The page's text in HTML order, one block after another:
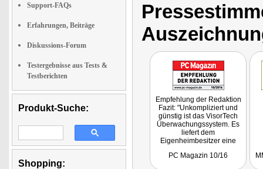
Support-FAQs
Erfahrungen, Beiträge
Diskussions-Forum
Testergebnisse aus Tests &
Testberichten
Produkt-Suche:
Shopping:
Empfehlung der Redaktion
Fazit: "Unkompliziert und
günstig ist das VisorTech
Überwachungssystem. Es
liefert dem
Eigenheimbesitzer eine
Lösung, um sein
PC Magazin 10/16